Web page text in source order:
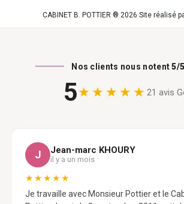
CABINET B. POTTIER ® 2026 Site réalisé
Nos clients nous notent5/5
5★★★★★ 21 avis
J Jean-marc KHOURY
il y a un mois
★★★★★
Je travaille avec Monsieur Pottier et le